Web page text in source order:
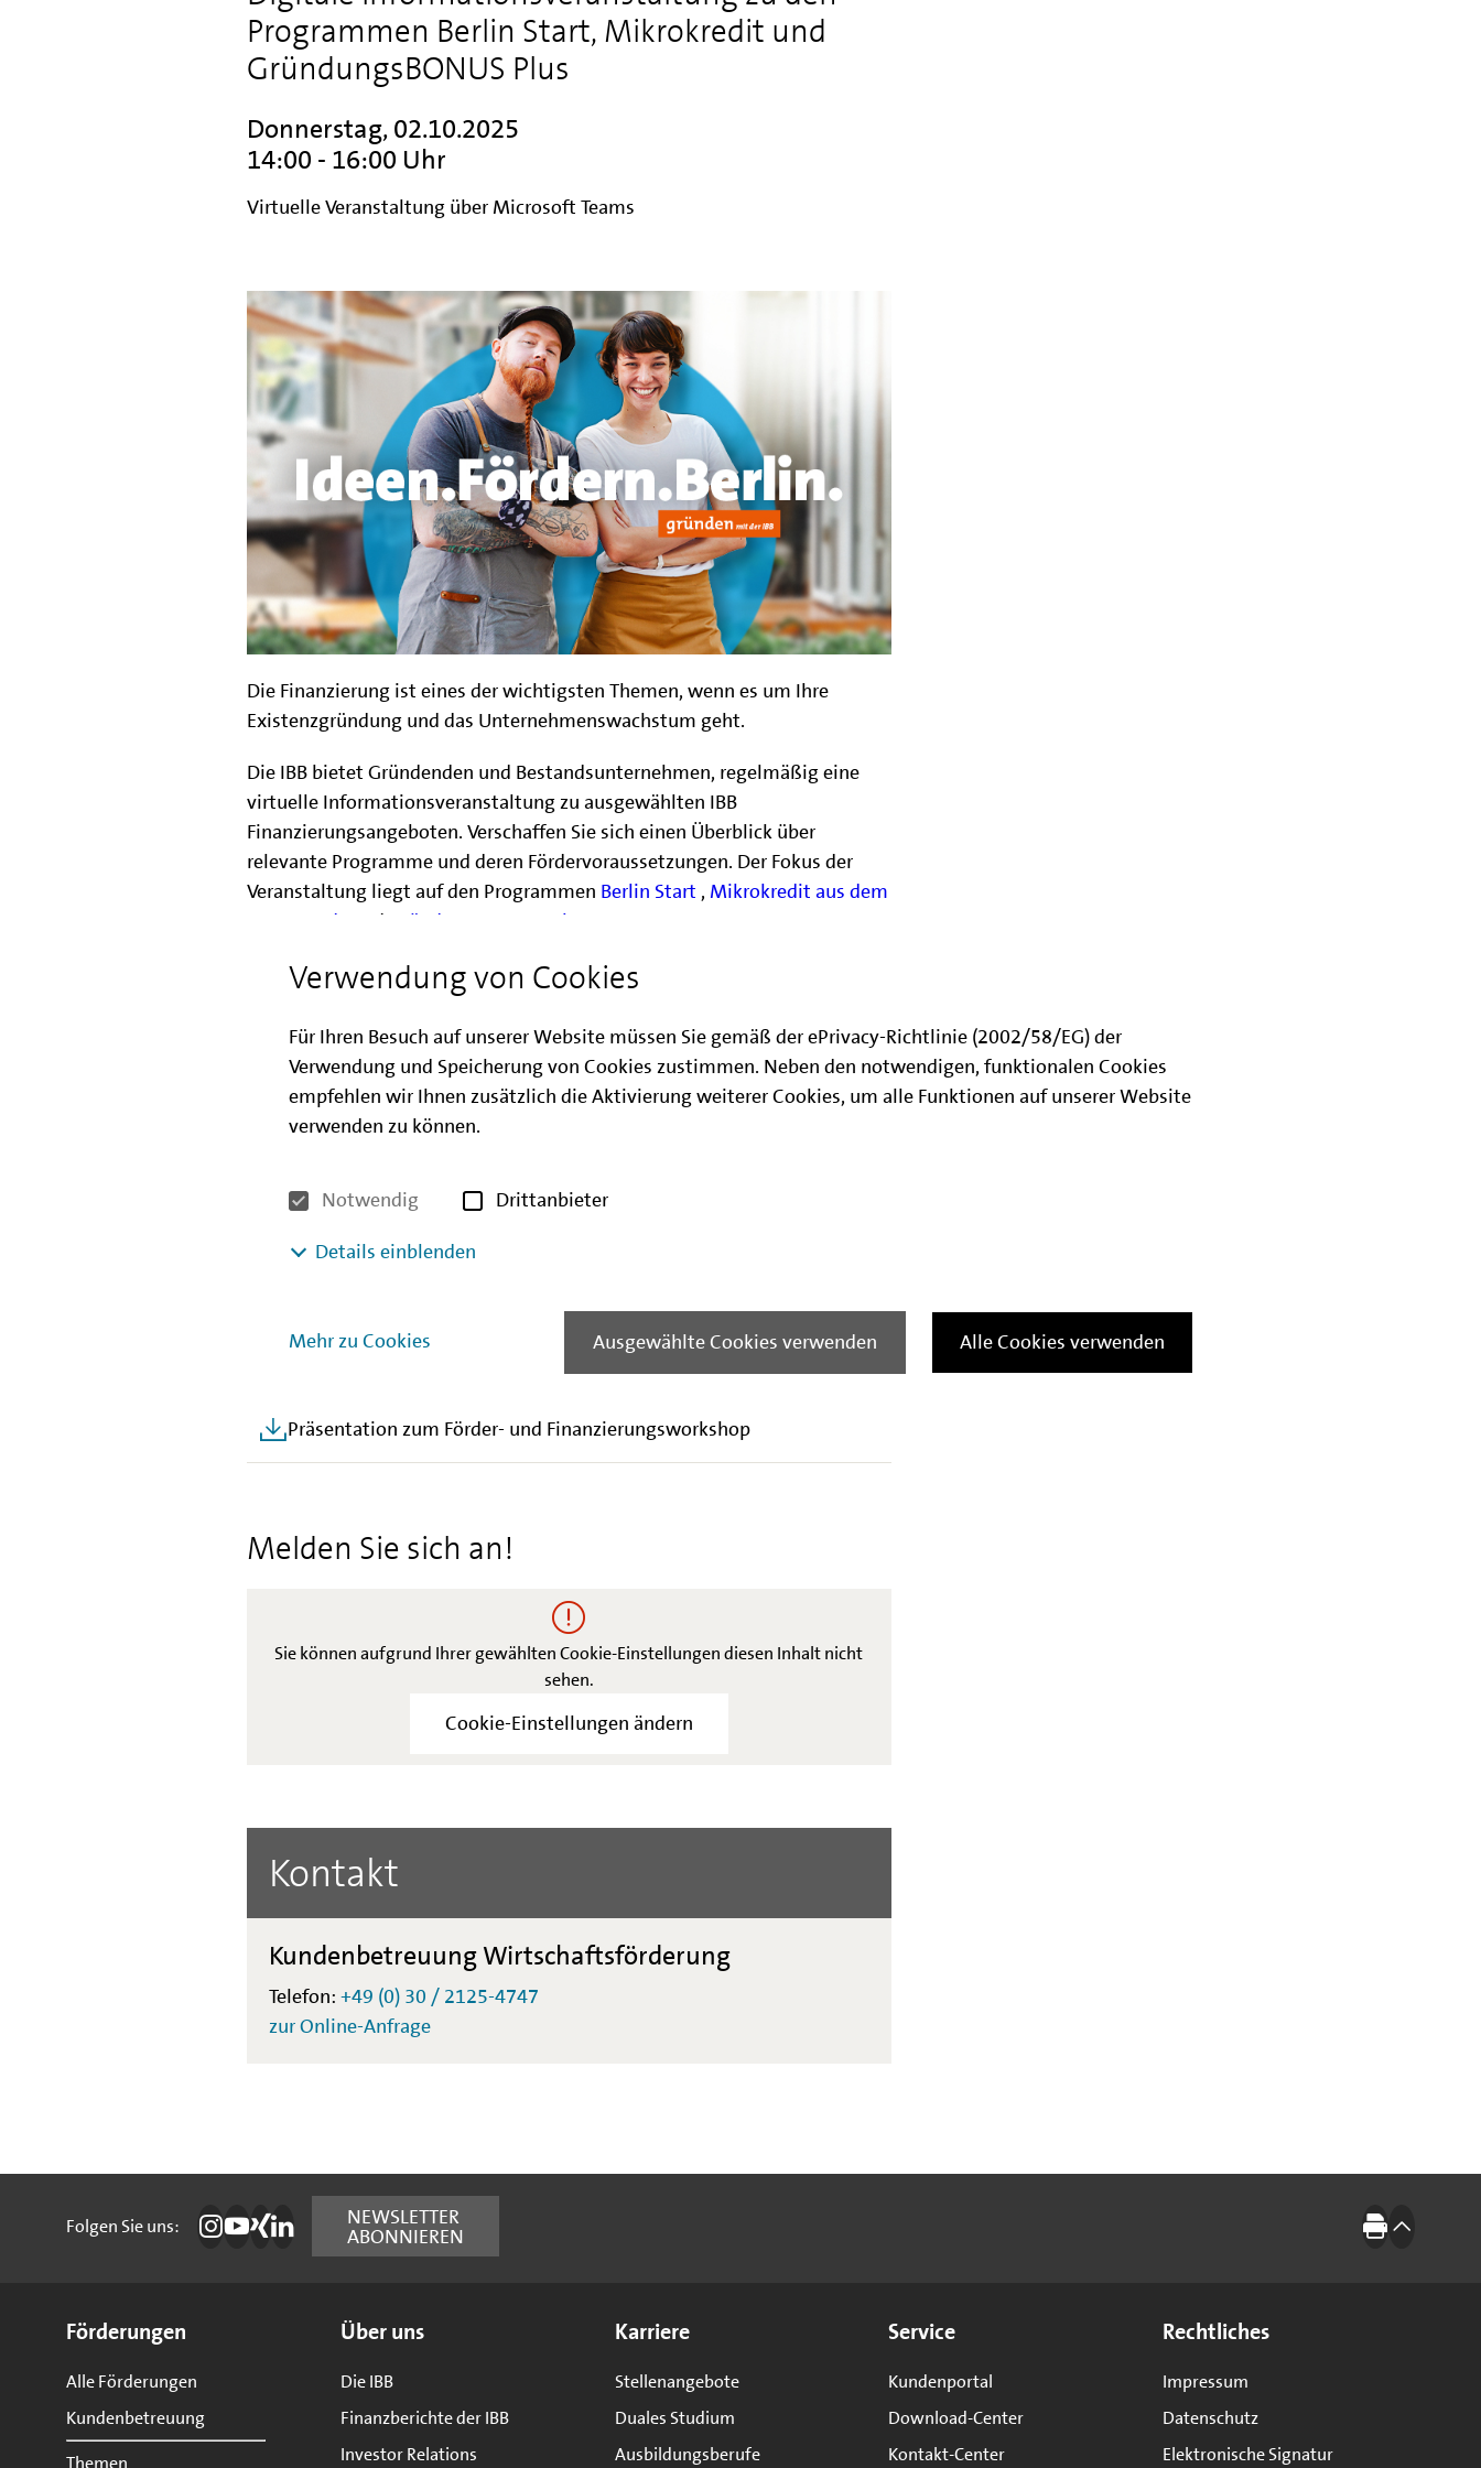
Verwendung von Cookies
Für Ihren Besuch auf unserer Website müssen Sie gemäß der ePrivacy-Richtlinie (2002/58/EG) der
Verwendung und Speicherung von Cookies zustimmen. Neben den notwendigen, funktionalen Cookies
empfehlen wir Ihnen zusätzlich die Aktivierung weiterer Cookies, um alle Funktionen auf unserer Website
verwenden zu können.
Notwendig
Drittanbieter
Details einblenden
Mehr zu Cookies Ausgewählte Cookies verwenden Alle Cookies verwenden
Programmen Berlin Start, Mikrokredit und
GründungsBONUS Plus
Donnerstag, 02.10.2025
14:00 - 16:00 Uhr
Virtuelle Veranstaltung über Microsoft Teams
Die Finanzierung ist eines der wichtigsten Themen, wenn es um Ihre
Existenzgründung und das Unternehmenswachstum geht.
Die IBB bietet Gründenden und Bestandsunternehmen, regelmäßig eine
virtuelle Informationsveranstaltung zu ausgewählten IBB
Finanzierungsangeboten. Verschaffen Sie sich einen Überblick über
relevante Programme und deren Fördervoraussetzungen. Der Fokus der
Veranstaltung liegt auf den Programmen Berlin Start , Mikrokredit aus dem
KMU-Fonds
und GründungsBONUS Plus
Ziel der Informationsveranstaltung ist es zum einen, Ihnen einen Überblick
über die Finanzierungsmöglichkeiten zu geben und zum anderen, über
Erfahrungen bei der Nutzung der Förderprogramme zu berichten und
Hilfestellung bei der Antragstellung zu geben. Im Anschluss an den Vortrag
haben Sie die Gelegenheit, Fragen an die Referierenden zu stellen und
gegenseitig in den Austausch zu kommen.
anschließend eine E-Mail mit allen relevanten Informationen.
Die Teilnahme an der Veranstaltung ist kostenfrei.
Download der Veranstaltungsunterlagen
Präsentation zum Förder- und Finanzierungsworkshop
Melden Sie sich an!
Sie können aufgrund Ihrer gewählten Cookie-Einstellungen diesen Inhalt nicht
sehen.
Cookie-Einstellungen ändern
Kontakt
Kundenbetreuung Wirtschaftsförderung
Telefon: +49 (0) 30 / 2125-4747
zur Online-Anfrage
Folgen Sie uns: Die IBB auf Instagram
Die IBB auf YouTube
Die IBB auf Xing
Die IBB auf LinkedIn Druckennach oben
NEWSLETTER
ABONNIEREN
Förderungen
Alle Förderungen
Kundenbetreuung
Themen
Über uns
Die IBB
Finanzberichte der IBB
Investor Relations
Karriere
Stellenangebote
Duales Studium
Ausbildungsberufe
Service
Kundenportal
Download-Center
Kontakt-Center
Rechtliches
Impressum
Datenschutz
Elektronische Signatur